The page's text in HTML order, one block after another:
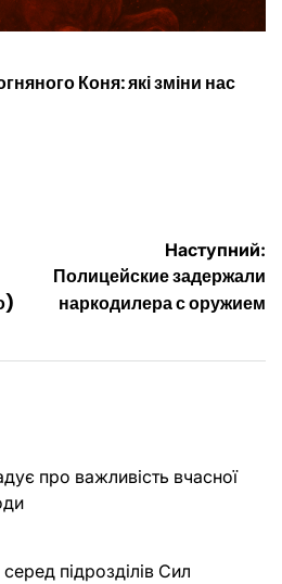
Коня: які зміни нас
Наступний:
Полицейские задержали
наркодилера с оружием
про важливість вчасної
підрозділів Сил